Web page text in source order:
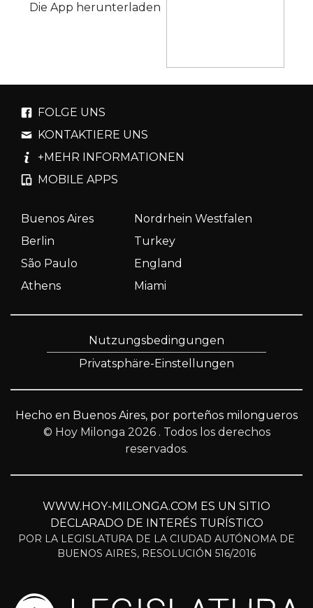
Die App herunterladen
FOLGE UNS
KONTAKTIERE UNS
+MEHR INFORMATIONEN
MOBILE APPS
Buenos Aires
Nordrhein Westfalen
Berlin
Turkey
São Paulo
England
Athens
Miami
Nutzungsbedingungen
Privatsphäre-Einstellungen
Hecho en Buenos Aires, por porteños milongueros
© Hoy Milonga 2026 . Todos los derechos
reservados.
WWW.HOY-MILONGA.COM ES UN SITIO
DECLARADO DE INTERÉS TURÍSTICO
POR LA LEGISLATURA DE LA CIUDAD AUTÓNOMA DE
BUENOS AIRES, RESOLUCIÓN 516/2016